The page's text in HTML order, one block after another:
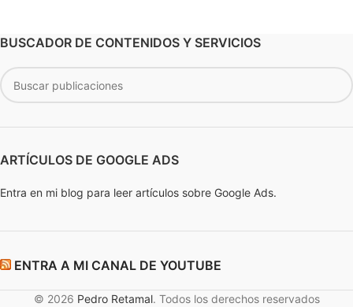
BUSCADOR DE CONTENIDOS Y SERVICIOS
ARTÍCULOS DE GOOGLE ADS
Entra en mi blog para leer artículos sobre Google Ads.
ENTRA A MI CANAL DE YOUTUBE
© 2026 Pedro Retamal. Todos los derechos reservados